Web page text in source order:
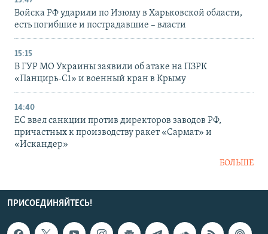
Войска РФ ударили по Изюму в Харьковской области,
есть погибшие и пострадавшие – власти
15:15
В ГУР МО Украины заявили об атаке на ПЗРК
«Панцирь-С1» и военный кран в Крыму
14:40
ЕС ввел санкции против директоров заводов РФ,
причастных к производству ракет «Сармат» и
«Искандер»
БОЛЬШЕ
ПРИСОЕДИНЯЙТЕСЬ!